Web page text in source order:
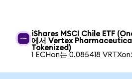
iShares MSCI Chile ETF
에서 Vertex
Tokenized)
1 ECHon는 0.085418